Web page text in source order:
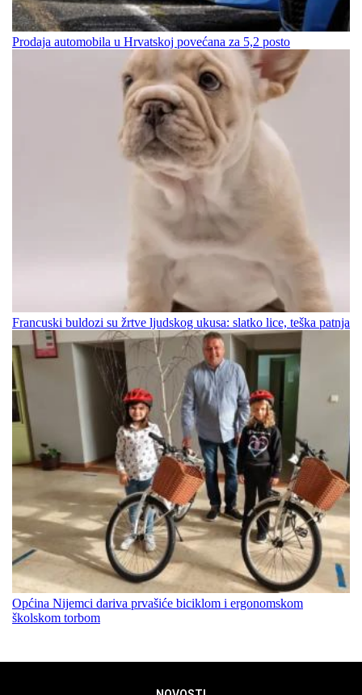
Prodaja automobila u Hrvatskoj povećana za 5,2 posto
Francuski buldozi su žrtve ljudskog ukusa: slatko lice, teška patnja
Općina Nijemci dariva prvašiće biciklom i ergonomskom
školskom torbom